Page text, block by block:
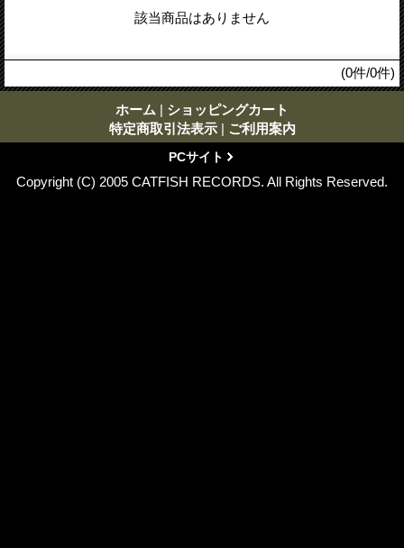
該当商品はありません
(0件/0件)
ホーム | ショッピングカート
特定商取引法表示 | ご利用案内
PCサイト
Copyright (C) 2005 CATFISH RECORDS. All Rights Reserved.